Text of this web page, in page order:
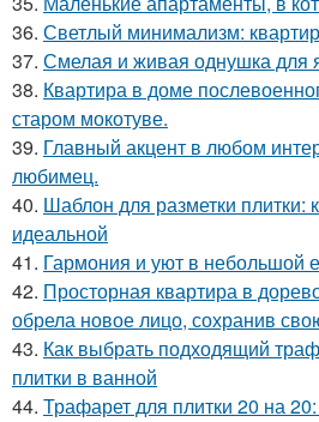
36. Светлый минимализм:
37. Смелая и живая однушка для
38. Квартира в доме
старом мокотуве.
39. Главный акцент в любом
любимец.
40. Шаблон для разметки плитки:
идеальной
41. Гармония и уют в небольшой
42. Просторная квартира в
обрела новое лицо, сохранив
43. Как выбрать подходящий
плитки в ванной
44. Трафарет для плитки 20 на